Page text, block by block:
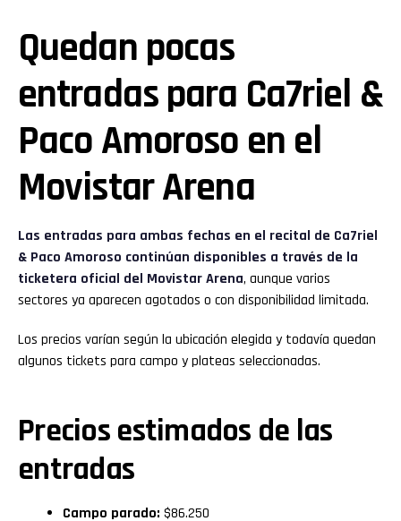
Quedan pocas
entradas para Ca7riel &
Paco Amoroso en el
Movistar Arena
Las entradas para ambas fechas en el recital de Ca7riel
& Paco Amoroso continúan disponibles a través de la
ticketera oficial del Movistar Arena, aunque varios
sectores ya aparecen agotados o con disponibilidad limitada.
Los precios varían según la ubicación elegida y todavía quedan
algunos tickets para campo y plateas seleccionadas.
Precios estimados de las
entradas
Campo parado: $86.250